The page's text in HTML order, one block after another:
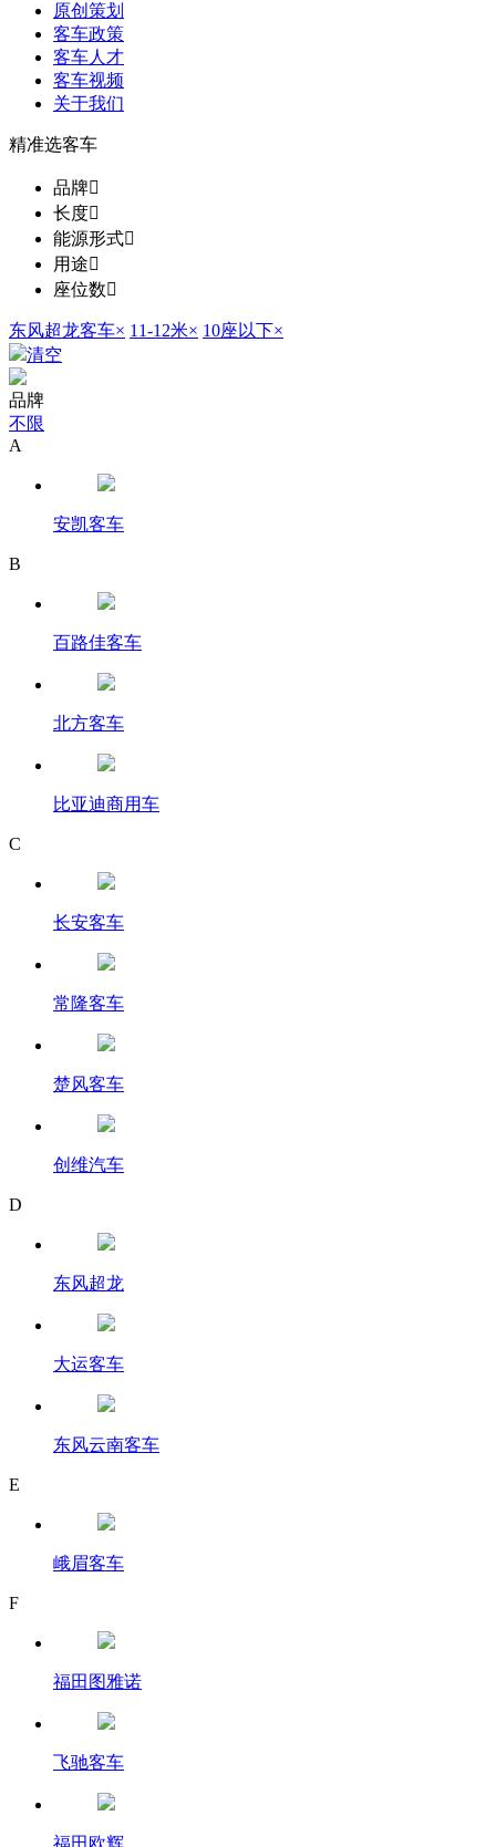
原创策划
客车政策
客车人才
客车视频
关于我们
精准选客车
品牌
长度
能源形式
用途
座位数
东风超龙客车× 11-12米× 10座以下×
清空
品牌
不限
A
安凯客车
B
百路佳客车
北方客车
比亚迪商用车
C
长安客车
常隆客车
楚风客车
创维汽车
D
东风超龙
大运客车
东风云南客车
E
峨眉客车
F
福田图雅诺
飞驰客车
福田欧辉